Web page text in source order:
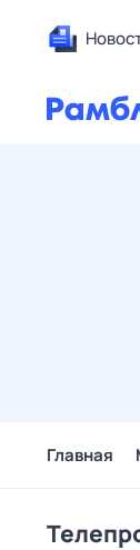
Главная